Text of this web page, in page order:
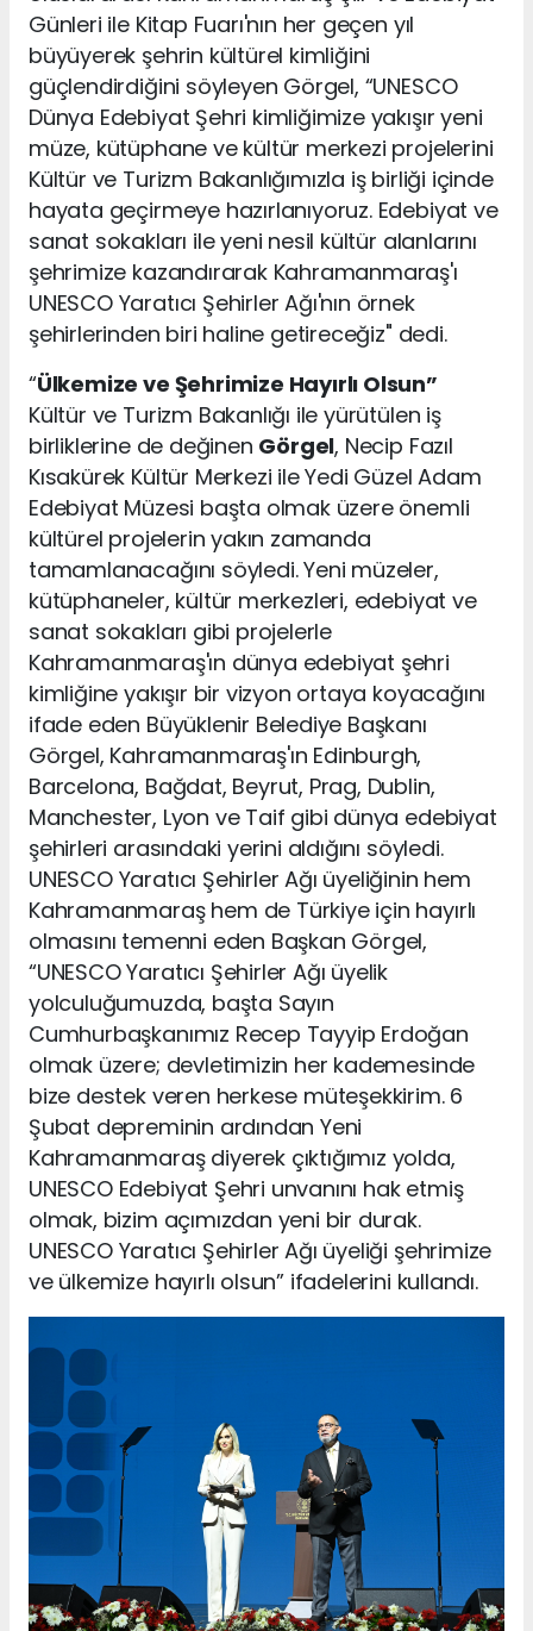
Günleri ile Kitap Fuarı'nın her geçen yıl
büyüyerek şehrin kültürel kimliğini
güçlendirdiğini söyleyen Görgel, “UNESCO
Dünya Edebiyat Şehri kimliğimize yakışır yeni
müze, kütüphane ve kültür merkezi projelerini
Kültür ve Turizm Bakanlığımızla iş birliği içinde
hayata geçirmeye hazırlanıyoruz. Edebiyat ve
sanat sokakları ile yeni nesil kültür alanlarını
şehrimize kazandırarak Kahramanmaraş'ı
UNESCO Yaratıcı Şehirler Ağı'nın örnek
şehirlerinden biri haline getireceğiz" dedi.
“Ülkemize ve Şehrimize Hayırlı Olsun”
Kültür ve Turizm Bakanlığı ile yürütülen iş
birliklerine de değinen Görgel, Necip Fazıl
Kısakürek Kültür Merkezi ile Yedi Güzel Adam
Edebiyat Müzesi başta olmak üzere önemli
kültürel projelerin yakın zamanda
tamamlanacağını söyledi. Yeni müzeler,
kütüphaneler, kültür merkezleri, edebiyat ve
sanat sokakları gibi projelerle
Kahramanmaraş'ın dünya edebiyat şehri
kimliğine yakışır bir vizyon ortaya koyacağını
ifade eden Büyüklenir Belediye Başkanı
Görgel, Kahramanmaraş'ın Edinburgh,
Barcelona, Bağdat, Beyrut, Prag, Dublin,
Manchester, Lyon ve Taif gibi dünya edebiyat
şehirleri arasındaki yerini aldığını söyledi.
UNESCO Yaratıcı Şehirler Ağı üyeliğinin hem
Kahramanmaraş hem de Türkiye için hayırlı
olmasını temenni eden Başkan Görgel,
“UNESCO Yaratıcı Şehirler Ağı üyelik
yolculuğumuzda, başta Sayın
Cumhurbaşkanımız Recep Tayyip Erdoğan
olmak üzere; devletimizin her kademesinde
bize destek veren herkese müteşekkirim. 6
Şubat depreminin ardından Yeni
Kahramanmaraş diyerek çıktığımız yolda,
UNESCO Edebiyat Şehri unvanını hak etmiş
olmak, bizim açımızdan yeni bir durak.
UNESCO Yaratıcı Şehirler Ağı üyeliği şehrimize
ve ülkemize hayırlı olsun” ifadelerini kullandı.